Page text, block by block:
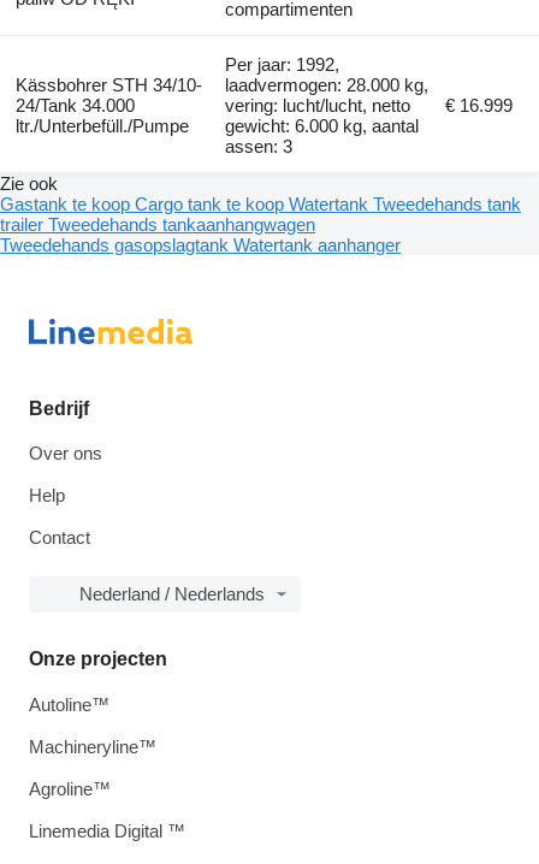
compartimenten
Kässbohrer STH 34/10-
24/Tank 34.000
ltr./Unterbefüll./Pumpe
Per jaar: 1992,
laadvermogen: 28.000 kg,
vering: lucht/lucht, netto
gewicht: 6.000 kg, aantal
assen: 3
€ 16.999
Zie ook
Gastank te koop Cargo tank te koop Watertank Tweedehands tank
trailer Tweedehands tankaanhangwagen
Tweedehands gasopslagtank Watertank aanhanger
Bedrijf
Over ons
Help
Contact
Nederland / Nederlands
Onze projecten
Autoline™
Machineryline™
Agroline™
Linemedia Digital ™